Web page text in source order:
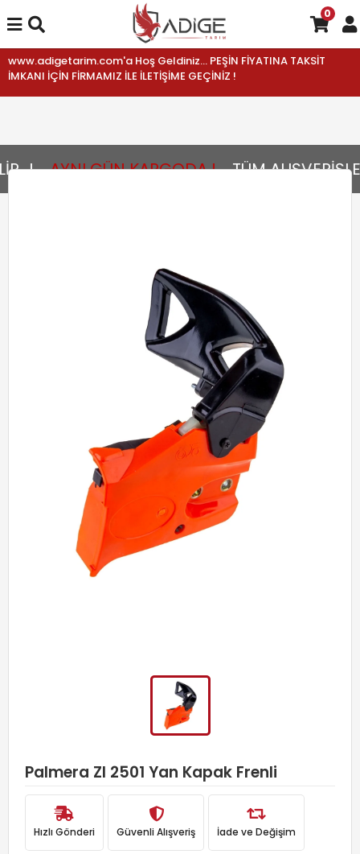
www.adigetarim.com'a Hoş Geldiniz... PEŞİN FİYATINA TAKSİT
İMKANI İÇİN FİRMAMIZ İLE İLETİŞİME GEÇİNİZ !
AYNI GÜN KARGODA ! TÜM
0
Palmera Zl 2501 Yan Kapak Frenli
Hızlı Gönderi Güvenli Alışveriş İade ve Değişim